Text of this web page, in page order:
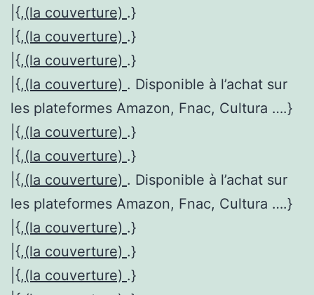
|{,(la couverture) .}
|{,(la couverture) .}
|{,(la couverture) .}
|{,(la couverture) . Disponible à l’achat sur
les plateformes Amazon, Fnac, Cultura ….}
|{,(la couverture) .}
|{,(la couverture) .}
|{,(la couverture) . Disponible à l’achat sur
les plateformes Amazon, Fnac, Cultura ….}
|{,(la couverture) .}
|{,(la couverture) .}
|{,(la couverture) .}